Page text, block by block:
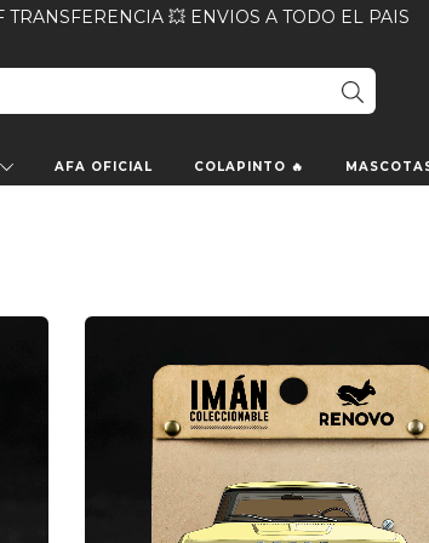
TRANSFERENCIA 💥 ENVIOS A TODO EL PAIS
AFA OFICIAL COLAPINTO 🔥